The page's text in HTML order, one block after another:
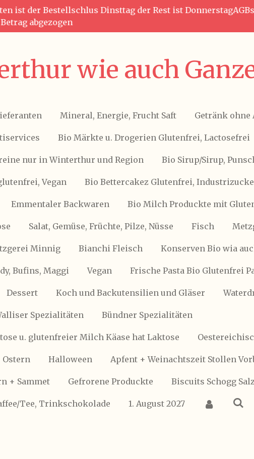
ist der Bestellschlus Dinsttag der Rest ist
abgezogen
auch
Mineral, Energie, Frucht Saft Getränk
Bio Märkte u. Drogerien Glutenfrei, Lactosefrei
nur in Winterthur und Region Bio Sirup/Sirup,
Vegan Bio Bettercakez Glutenfrei,
Emmentaler Backwaren Bio Milch Produckte mit
Salat, Gemüse, Früchte, Pilze, Nüsse Fisch
Minnig Bianchi Fleisch Konserven Bio wia
Bufins, Maggi Vegan Frische Pasta Bio Glutenfrei
Dessert Koch und Backutensilien und Gläser
Spezialitäten Bündner Spezialitäten
u. glutenfreier Milch Käase hat Laktose
Ostern Halloween Apfent + Weinachtszeit Stollen
+ Sammet Gefrorene Produckte Biscuits Schogg
Tee, Trinkschokolade 1. August 2027